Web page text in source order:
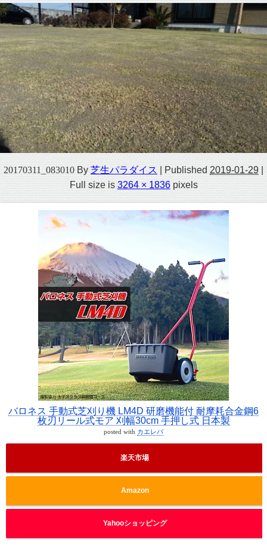
20170311_083010 By 芝生パラダイス Published 2019-01-29
Full size is 3264 × 1836pixels
バロネス 手動式芝刈り機 LM4D 研磨機能付 耐摩耗合金鋼6
枚刃リール式モア 刈幅30cm 手押し式 日本製
posted with カエレバ
楽天市場
Amazon
Yahooショッピング